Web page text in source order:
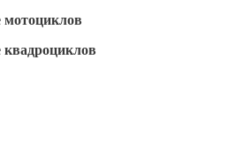
мотоциклов